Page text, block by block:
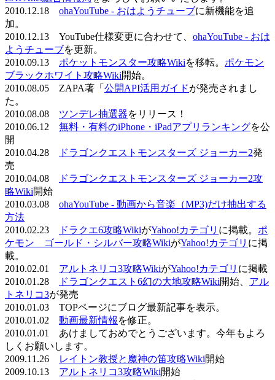
2010.12.18 ohaYouTube - おはようチューブに新機能を追
加。
2010.12.13 YouTube仕様変更に合わせて、 ohaYouTube - おは
ようチューブを更新。
2010.09.13 ポケットモンスター攻略Wikiを移転。 ポケモン
ブラックホワイト攻略Wiki開始。
2010.08.05 ZAPA著「 公開API活用ガイドが発売されまし
た。
2010.08.08 ツンデレ抽選器をリリース！
2010.06.12 無料・有料のiPhone・iPadアプリランキングを公
開
2010.04.28
ドラゴンクエストモンスターズ ジョーカー2発
売
2010.04.08
ドラゴンクエストモンスターズ ジョーカー2攻
略Wiki開始
2010.03.08 ohaYouTube - 動画から音楽（MP3)だけ抽出する
方法
2010.02.23
ドラクエ6攻略WikiがYahoo!カテゴリ に掲載。 ポ
ケモン ゴールド・シルバー攻略WikiがYahoo!カテゴリ に掲
載。
2010.02.01 アルトネリコ3攻略WikiがYahoo!カテゴリ に掲載
2010.01.28
ドラゴンクエスト6幻の大地攻略Wiki開始、 アル
トネリコ3が発売
2010.01.03 TOPページにブログ最新記事を表示。
2010.01.02 動画最新情報 を修正。
2010.01.01 あけましておめでとうございます。今年もよろ
しくお願いします。
2009.11.26
レイトン教授と魔神の笛攻略Wiki開始
2009.10.13 アルトネリコ3攻略Wiki開始